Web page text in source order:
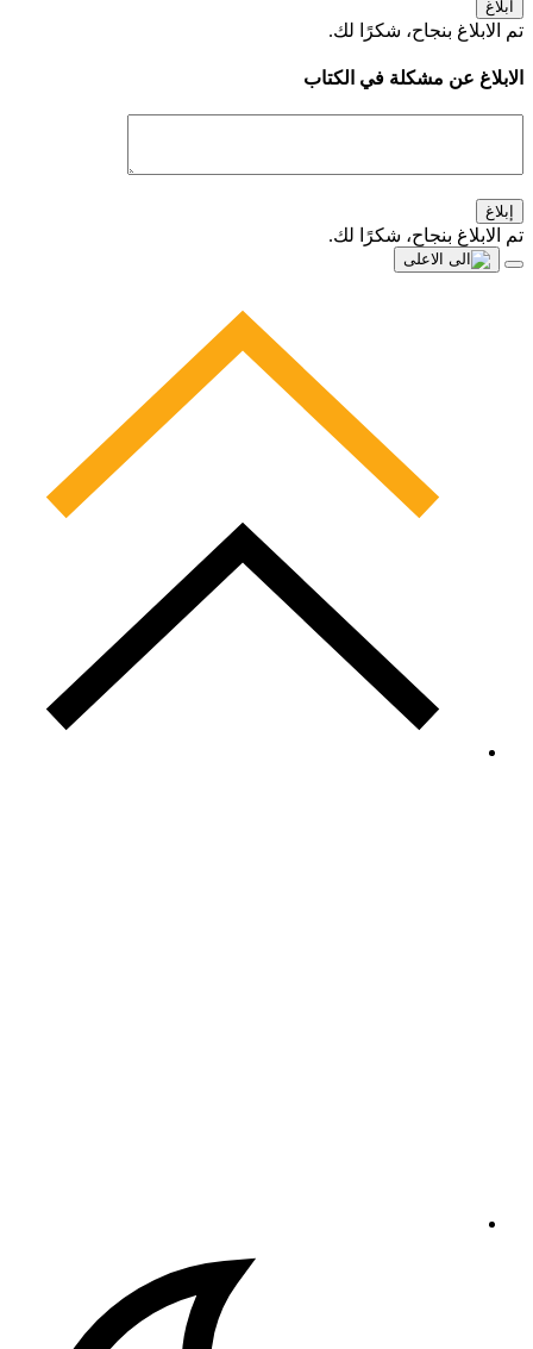
ابلاغ
تم الابلاغ بنجاح، شكرًا لك.
الابلاغ عن مشكلة في الكتاب
إبلاغ
تم الابلاغ بنجاح، شكرًا لك.